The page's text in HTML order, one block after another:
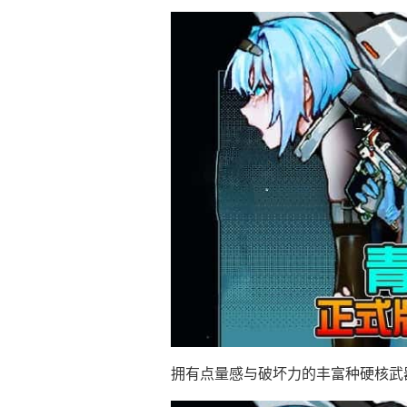
拥有点量感与破坏力的丰富种硬核武